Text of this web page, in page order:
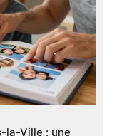
la-Ville : une